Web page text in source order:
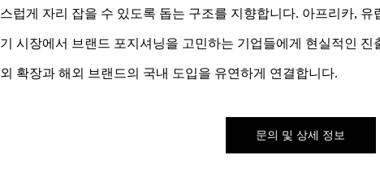
스럽게 자리 잡을 수 있도록 돕는 구조를 지향합니다. 아프리카,
기 시장에서 브랜드 포지셔닝을 고민하는 기업들에게 현실적인 진
외 확장과 해외 브랜드의 국내 도입을 유연하게 연결합니다.
문의 및 상세 정보